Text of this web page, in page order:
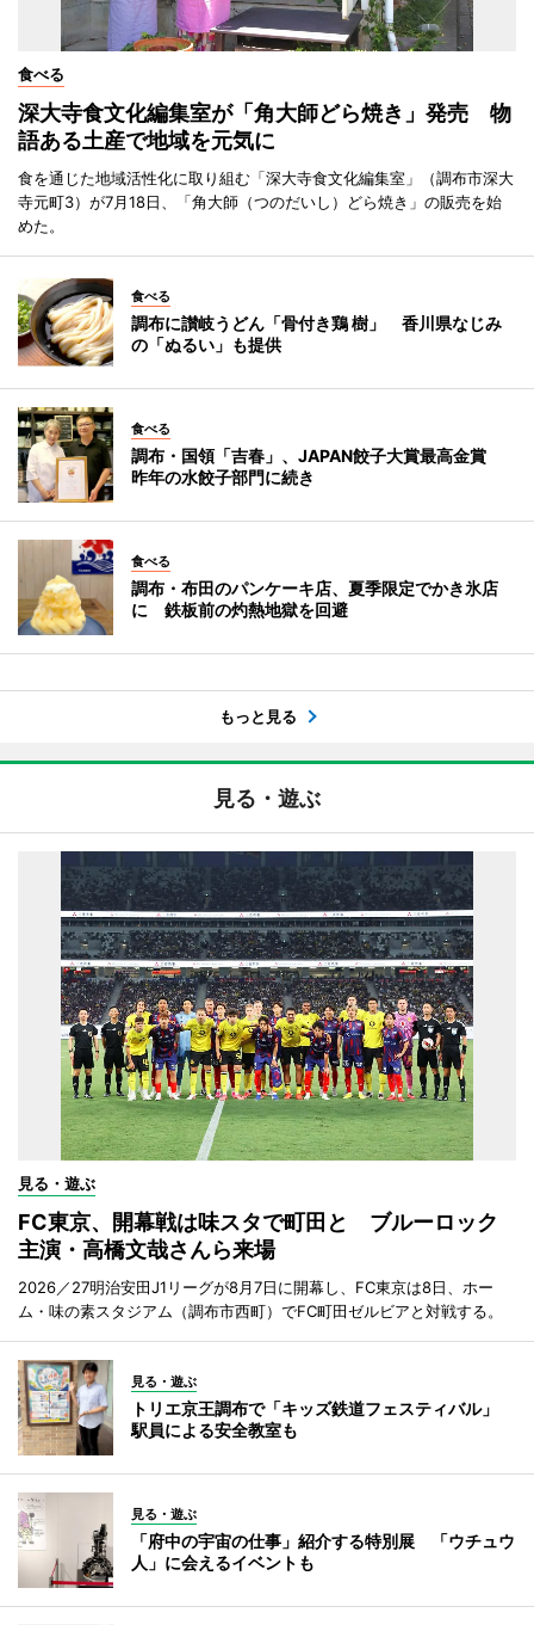
食べる
深大寺食文化編集室が「角大師どら焼き」発売 物
語ある土産で地域を元気に
食を通じた地域活性化に取り組む「深大寺食文化編集室」（調布市深大
寺元町3）が7月18日、「角大師（つのだいし）どら焼き」の販売を始
めた。
食べる
調布に讃岐うどん「骨付き鶏 樹」 香川県なじみ
の「ぬるい」も提供
食べる
調布・国領「吉春」、JAPAN餃子大賞最高金賞
昨年の水餃子部門に続き
食べる
調布・布田のパンケーキ店、夏季限定でかき氷店
に 鉄板前の灼熱地獄を回避
もっと見る
見る・遊ぶ
見る・遊ぶ
FC東京、開幕戦は味スタで町田と ブルーロック
主演・高橋文哉さんら来場
2026／27明治安田J1リーグが8月7日に開幕し、FC東京は8日、ホー
ム・味の素スタジアム（調布市西町）でFC町田ゼルビアと対戦する。
見る・遊ぶ
トリエ京王調布で「キッズ鉄道フェスティバル」
駅員による安全教室も
見る・遊ぶ
「府中の宇宙の仕事」紹介する特別展 「ウチュウ
人」に会えるイベントも